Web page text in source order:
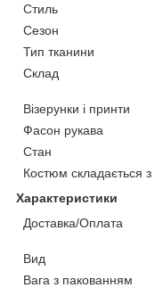
Стиль
Сезон
Тип тканини
Склад
Візерунки і принти
Фасон рукава
Стан
Костюм складається з
Характеристики
Доставка/Оплата
Вид
Вага з пакованням